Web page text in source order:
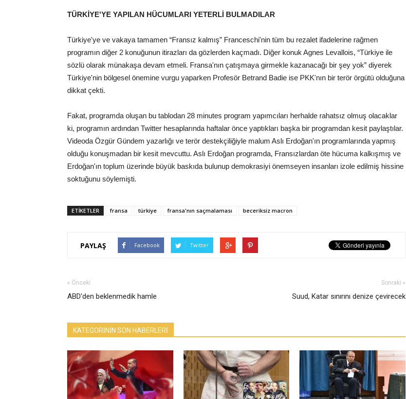
TÜRKİYE'YE YAPILAN HÜCUMLARI YETERLİ BULMADILAR
Türkiye'ye ve vakaya tamamen “Fransız kalmış” Franceschi'nin tüm bu rezalet ifadelerine rağmen
programın diğer 2 konuğunun itirazları da gözlerden kaçmadı. Diğer konuk Agnes Levallois, “Türkiye ile
sözlü olarak münakaşa devam etmeli. Fransa'nın çatışmaya girmekle kazanacağı bir şey yok” diyerek
Türkiye'nin bölgesel önemine vurgu yaparken Profesör Betrand Badie ise PKK'nın bir terör örgütü olduğuna
dikkat çekti.
Fakat, programda oluşan bu tablodan 28 minutes program yapımcıları herhalde rahatsız olmuş olacaklar
ki, programın ardından Twitter hesaplarında haftalar önce yaptıkları başka bir programdan kesit paylaştılar.
Videoda Özgür Gündem yazarlığı ve terör destekçiliğiyle malum Aslı Erdoğan'ın programlarında yapmış
olduğu konuşmadan bir kesit mevcuttu. Aslı Erdoğan programda, Fransızlardan öte hücuma kalkışmış ve
Erdoğan'ın toplum üzerinde büyük baskıda bulunup demokrasiyi önemseyen insanları izole edilmiş hissine
soktuğunu söylemişti.
ETİKETLER fransa türkiye fransa'nın saçmalaması beceriksiz macron
PAYLAŞ Facebook Twitter
« Önceki
ABD'den beklenmedik hamle
Sonraki »
Suud, Katar sınırını denize çevirecek
KATEGORİNİN SON HABERLERİ